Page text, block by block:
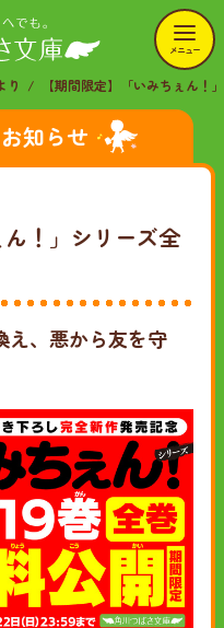
メニュー
り 【期間限定】「いみちぇん！
知らせ
ん！」シリーズ全
え、悪から友を守